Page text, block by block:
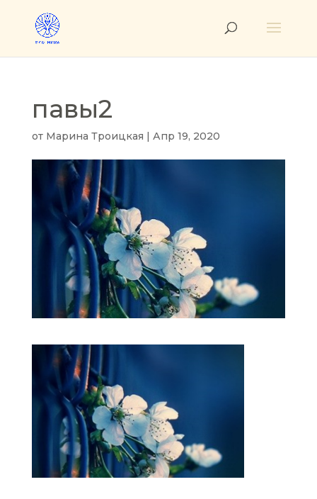
павы2
от Марина Троицкая | Апр 19, 2020